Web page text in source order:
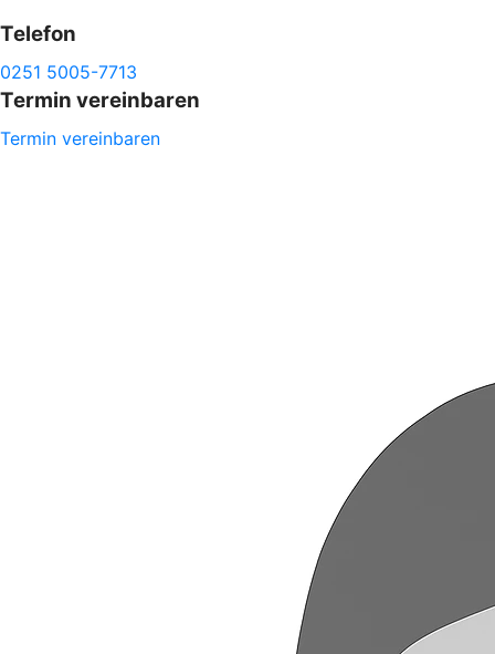
Telefon
0251 5005-7713
Termin vereinbaren
Termin vereinbaren